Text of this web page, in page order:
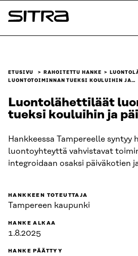
Siirry
suoraan
Sitra
ETUSIVU RAHOITETTU HANKE
LUONTOTOIMINNAN TUEKSI KOULUIHIN JA…
Luontolähettiläät
tueksi kouluihin ja
Hankkeessa Tampereelle syntyy
luontoyhteyttä vahvistavat
integroidaan osaksi päiväkotien
HANKKEEN TOTEUTTAJA
Tampereen kaupunki
HANKE ALKAA
1.8.2025
HANKE PÄÄTTYY